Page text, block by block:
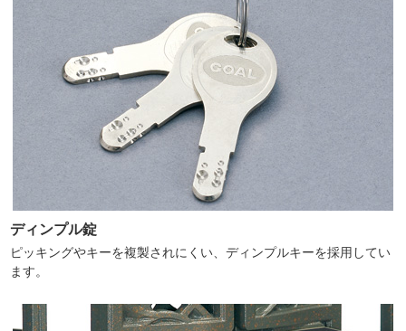
ディンプル錠
ピッキングやキーを複製されにくい、ディンプルキーを採用してい
ます。